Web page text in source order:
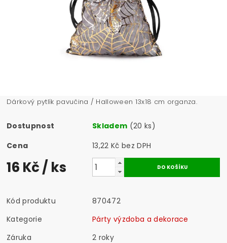
Dárkový pytlík pavučina / Halloween 13x18 cm organza.
Dostupnost Skladem (20 ks)
Cena
13,22 Kč bez DPH
16 Kč/ ks
Kód produktu
870472
Kategorie
Párty výzdoba a dekorace
Záruka
2 roky